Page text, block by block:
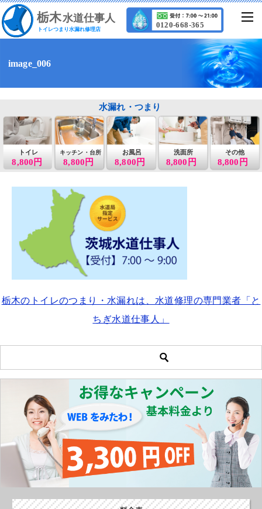
栃木水道仕事人
トイレつまり水漏れ修理店 0120-668-365
image_006
8,800円
トイレ
8,800円
キッチン・台所 お風呂
8,800円
洗面所
8,800円
その他
8,800円
水漏れ・つまり
栃木のトイレのつまり・水漏れは、水道修理の専門業者「と
ちぎ水道仕事人」